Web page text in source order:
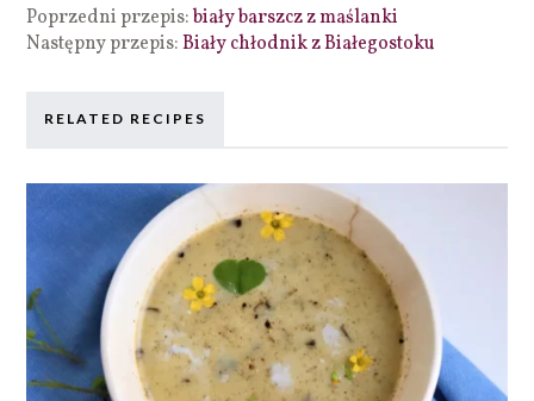
Poprzedni przepis:biały barszcz z maślanki
Następny przepis:Biały chłodnik z Białegostoku
RELATED RECIPES